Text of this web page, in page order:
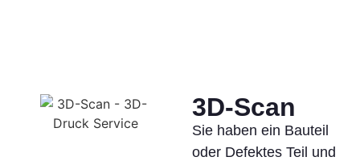
3D-Scan
Sie haben ein Bauteil
oder Defektes Teil und